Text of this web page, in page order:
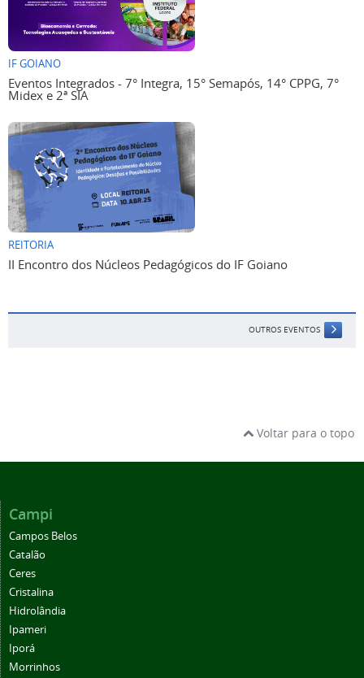
IF GOIANO
Eventos Integrados - 7° Integra, 15° Semapós, 14° CPPG, 7°
Midex e 2ª SIA
REITORIA
II Encontro dos Núcleos Pedagógicos do IF Goiano
OUTROS EVENTOS
Voltar para o topo
Campi
Campos Belos
Catalão
Ceres
Cristalina
Hidrolândia
Ipameri
Iporá
Morrinhos